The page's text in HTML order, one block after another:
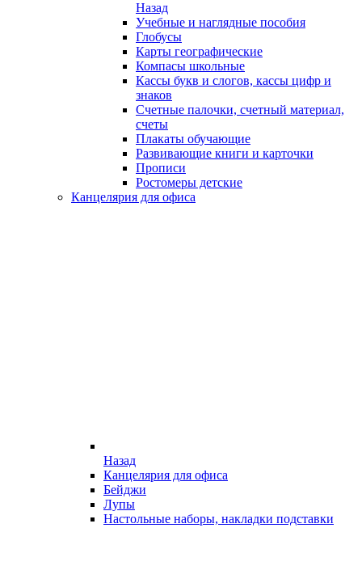
Назад
Учебные и наглядные пособия
Глобусы
Карты географические
Компасы школьные
Кассы букв и слогов, кассы цифр и
знаков
Счетные палочки, счетный материал,
счеты
Плакаты обучающие
Развивающие книги и карточки
Прописи
Ростомеры детские
Канцелярия для офиса
Назад
Канцелярия для офиса
Бейджи
Лупы
Настольные наборы, накладки подставки